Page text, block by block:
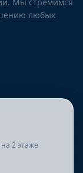
любых
2 этаже